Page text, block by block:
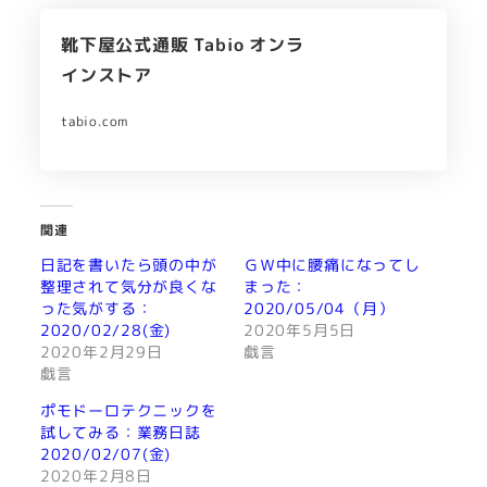
靴下屋公式通販 Tabio オンラ
インストア
tabio.com
関連
日記を書いたら頭の中が
整理されて気分が良くな
った気がする：
2020/02/28(金)
2020年2月29日
戯言
ＧＷ中に腰痛になってし
まった：
2020/05/04（月）
2020年5月5日
戯言
ポモドーロテクニックを
試してみる：業務日誌
2020/02/07(金)
2020年2月8日